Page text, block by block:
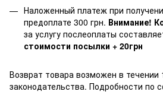
Наложенный платеж при
предоплате 300 грн. Внимание!
за услугу послеоплаты
стоимости посылки + 20грн
Возврат товара возможен в течении
законодательства. Подробности по